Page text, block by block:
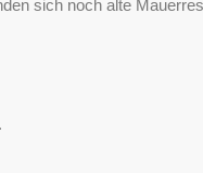
sich noch alte